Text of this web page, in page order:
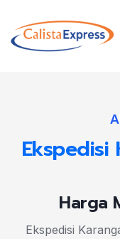
Ekspedisi
Harga
Ekspedisi